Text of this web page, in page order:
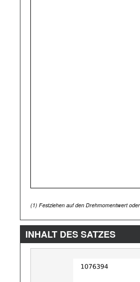
(1) Festziehen auf den Drehmomentwert
INHALT DES SATZES